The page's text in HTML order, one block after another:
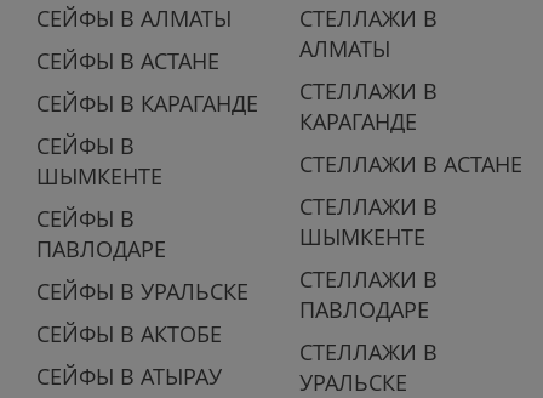
СЕЙФЫ В АЛМАТЫ
СЕЙФЫ В АСТАНЕ
СЕЙФЫ В КАРАГАНДЕ
СЕЙФЫ В
ШЫМКЕНТЕ
СЕЙФЫ В
ПАВЛОДАРЕ
СЕЙФЫ В УРАЛЬСКЕ
СЕЙФЫ В АКТОБЕ
СЕЙФЫ В АТЫРАУ
СТЕЛЛАЖИ В
АЛМАТЫ
СТЕЛЛАЖИ В
КАРАГАНДЕ
СТЕЛЛАЖИ В АСТАНЕ
СТЕЛЛАЖИ В
ШЫМКЕНТЕ
СТЕЛЛАЖИ В
ПАВЛОДАРЕ
СТЕЛЛАЖИ В
УРАЛЬСКЕ